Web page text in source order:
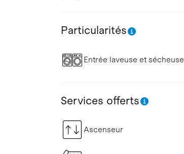
Particularités
Entrée laveuse et sécheuse
Services offerts
Ascenseur